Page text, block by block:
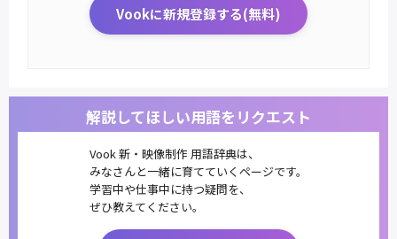
Vookに新規登録する(無料)
解説してほしい用語をリクエスト
Vook 新・映像制作 用語辞典は、
みなさんと一緒に育てていくページです。
学習中や仕事中に持つ疑問を、
ぜひ教えてください。